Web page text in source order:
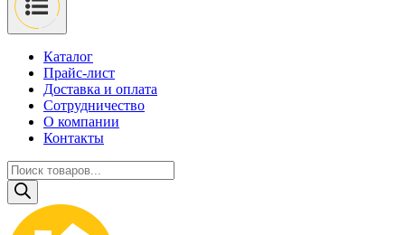
Каталог
Прайс-лист
Доставка и оплата
Сотрудничество
О компании
Контакты
Поиск
товаров